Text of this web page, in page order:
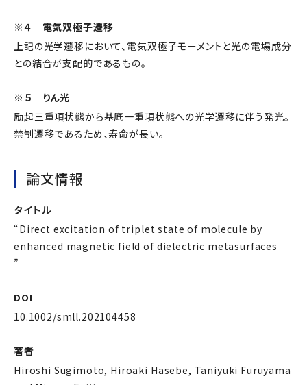
※４ 電気双極子遷移
上記の光学遷移において、電気双極子モーメントと光の電場成分
との結合が支配的であるもの。
※５ りん光
励起三重項状態から基底一重項状態への光学遷移に伴う発光。
禁制遷移であるため、寿命が長い。
論文情報
タイトル
“Direct excitation of triplet state of molecule by
enhanced magnetic field of dielectric metasurfaces
”
DOI
10.1002/smll.202104458
著者
Hiroshi Sugimoto, Hiroaki Hasebe, Taniyuki Furuyama